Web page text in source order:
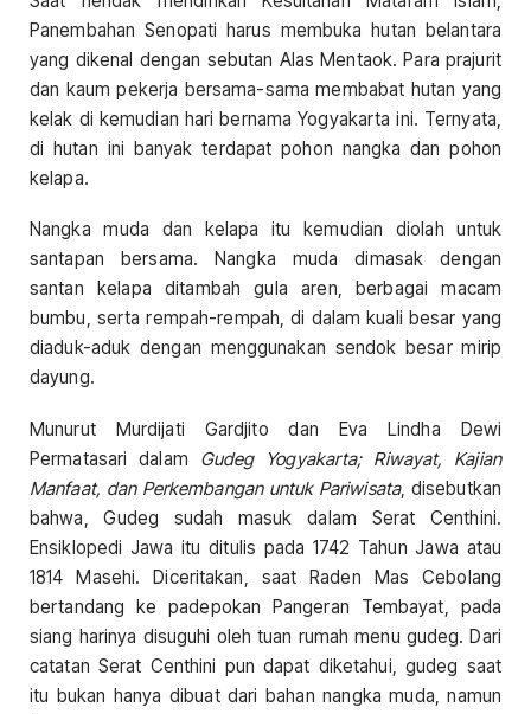
Panembahan Senopati harus membuka hutan belantara
yang dikenal dengan sebutan Alas Mentaok. Para prajurit
dan kaum pekerja bersama-sama membabat hutan yang
kelak di kemudian hari bernama Yogyakarta ini. Ternyata,
di hutan ini banyak terdapat pohon nangka dan pohon
kelapa.
Nangka muda dan kelapa itu kemudian diolah untuk
santapan bersama. Nangka muda dimasak dengan
santan kelapa ditambah gula aren, berbagai macam
bumbu, serta rempah-rempah, di dalam kuali besar yang
diaduk-aduk dengan menggunakan sendok besar mirip
dayung.
Munurut Murdijati Gardjito dan Eva Lindha Dewi
Permatasari dalam Gudeg Yogyakarta; Riwayat, Kajian
Manfaat, dan Perkembangan untuk Pariwisata, disebutkan
bahwa, Gudeg sudah masuk dalam Serat Centhini.
Ensiklopedi Jawa itu ditulis pada 1742 Tahun Jawa atau
1814 Masehi. Diceritakan, saat Raden Mas Cebolang
bertandang ke padepokan Pangeran Tembayat, pada
siang harinya disuguhi oleh tuan rumah menu gudeg. Dari
catatan Serat Centhini pun dapat diketahui, gudeg saat
itu bukan hanya dibuat dari bahan nangka muda, namun